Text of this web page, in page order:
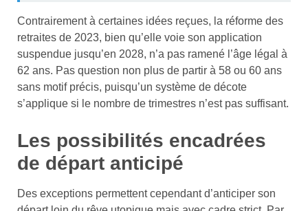
Contrairement à certaines idées reçues, la réforme des
retraites de 2023, bien qu’elle voie son application
suspendue jusqu’en 2028, n’a pas ramené l’âge légal à
62 ans. Pas question non plus de partir à 58 ou 60 ans
sans motif précis, puisqu’un système de décote
s’applique si le nombre de trimestres n’est pas suffisant.
Les possibilités encadrées
de départ anticipé
Des exceptions permettent cependant d’anticiper son